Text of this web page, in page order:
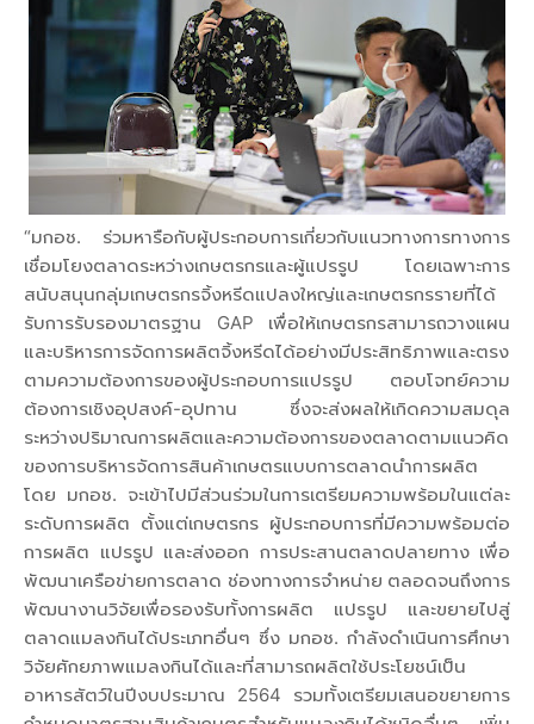
“มกอช. ร่วมหารือกับผู้ประกอบการเกี่ยวกับแนวทางการทางการ
เชื่อมโยงตลาดระหว่างเกษตรกรและผู้แปรรูป โดยเฉพาะการ
สนับสนุนกลุ่มเกษตรกรจิ้งหรีดแปลงใหญ่และเกษตรกรรายที่ได้
รับการรับรองมาตรฐาน GAP เพื่อให้เกษตรกรสามารถวางแผน
และบริหารการจัดการผลิตจิ้งหรีดได้อย่างมีประสิทธิภาพและตรง
ตามความต้องการของผู้ประกอบการแปรรูป ตอบโจทย์ความ
ต้องการเชิงอุปสงค์-อุปทาน ซึ่งจะส่งผลให้เกิดความสมดุล
ระหว่างปริมาณการผลิตและความต้องการของตลาดตามแนวคิด
ของการบริหารจัดการสินค้าเกษตรแบบการตลาดนำการผลิต
โดย มกอช. จะเข้าไปมีส่วนร่วมในการเตรียมความพร้อมในแต่ละ
ระดับการผลิต ตั้งแต่เกษตรกร ผู้ประกอบการที่มีความพร้อมต่อ
การผลิต แปรรูป และส่งออก การประสานตลาดปลายทาง เพื่อ
พัฒนาเครือข่ายการตลาด ช่องทางการจำหน่าย ตลอดจนถึงการ
พัฒนางานวิจัยเพื่อรองรับทั้งการผลิต แปรรูป และขยายไปสู่
ตลาดแมลงกินได้ประเภทอื่นๆ ซึ่ง มกอช. กำลังดำเนินการศึกษา
วิจัยศักยภาพแมลงกินได้และที่สามารถผลิตใช้ประโยชน์เป็น
อาหารสัตว์ในปีงบประมาณ 2564 รวมทั้งเตรียมเสนอขยายการ